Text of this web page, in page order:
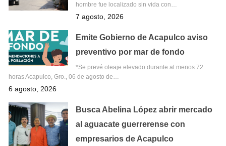
hombre fue localizado sin vida con…
7 agosto, 2026
Emite Gobierno de Acapulco aviso
preventivo por mar de fondo
*Se prevé oleaje elevado durante al menos 72
horas Acapulco, Gro., 06 de agosto de…
6 agosto, 2026
Busca Abelina López abrir mercado
al aguacate guerrerense con
empresarios de Acapulco